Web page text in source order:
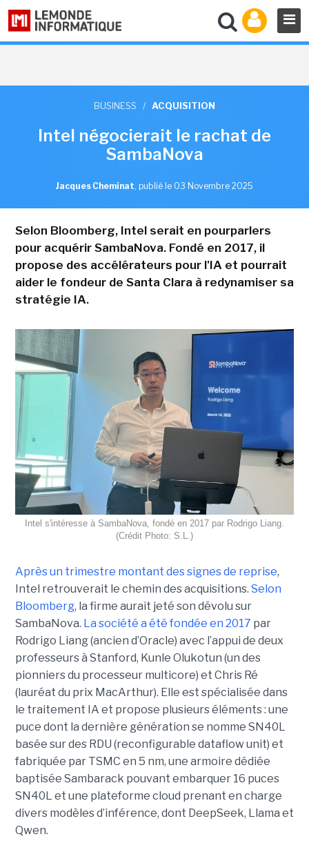
BUSINESS / ACQUISITION
Intel négocierait le rachat de
SambaNova
Jacques Cheminat, publié le 03 Novembre 2025
Selon Bloomberg, Intel serait en pourparlers
pour acquérir SambaNova. Fondé en 2017, il
propose des accélérateurs pour l'IA et pourrait
aider le fondeur de Santa Clara à redynamiser sa
stratégie IA.
Intel s'intéresse à SambaNova, fondé en 2017 par Rodrigo Liang.
(Crédit Photo: S.L.)
Après un trimestre montant des signes de reprise,
Intel retrouverait le chemin des acquisitions. Selon
Bloomberg, la firme aurait jeté son dévolu sur
SambaNova. La société a été fondée en 2017 par
Rodrigo Liang (ancien d’Oracle) avec l’appui de deux
professeurs à Stanford, Kunle Olukotun (un des
pionniers du processeur multicore) et Chris Ré
(lauréat du prix MacArthur). Elle est spécialisée dans
le traitement IA et propose plusieurs éléments : une
puce dont la dernière génération se nomme SN40L
basée sur des RDU (reconfigurable dataflow unit) et
fabriquée par TSMC en 5 nm, une armoire dédiée
baptisée Sambarack pouvant embarquer 16 puces
SN40L et une plateforme cloud prenant en charge
divers modèles d’inférence, dont DeepSeek, Llama et
Qwen.